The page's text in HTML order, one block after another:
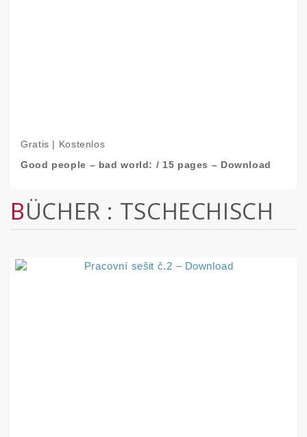
Gratis | Kostenlos
Good people – bad world: / 15 pages – Download
BÜCHER : TSCHECHISCH